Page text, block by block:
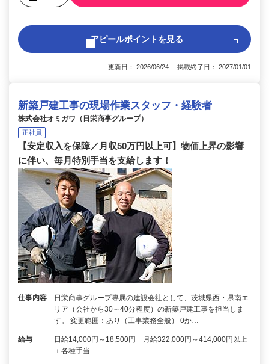
アピールポイントを見る
更新日： 2026/06/24 掲載終了日： 2027/01/01
新築戸建工事の現場作業スタッフ・経験者
株式会社オミガワ（日栄商事グループ）
正社員
【安定収入を保障／月収50万円以上可】物価上昇の影響
に伴い、毎月特別手当を支給します！
仕事内容
日栄商事グループ専属の建設会社として、茨城県西・県南エ
リア（会社から30～40分程度）の新築戸建工事を担当しま
す。 変更範囲：あり（工事業務全般） 0か…
給与
日給14,000円～18,500円 月給322,000円～414,000円以上
＋各種手当 …